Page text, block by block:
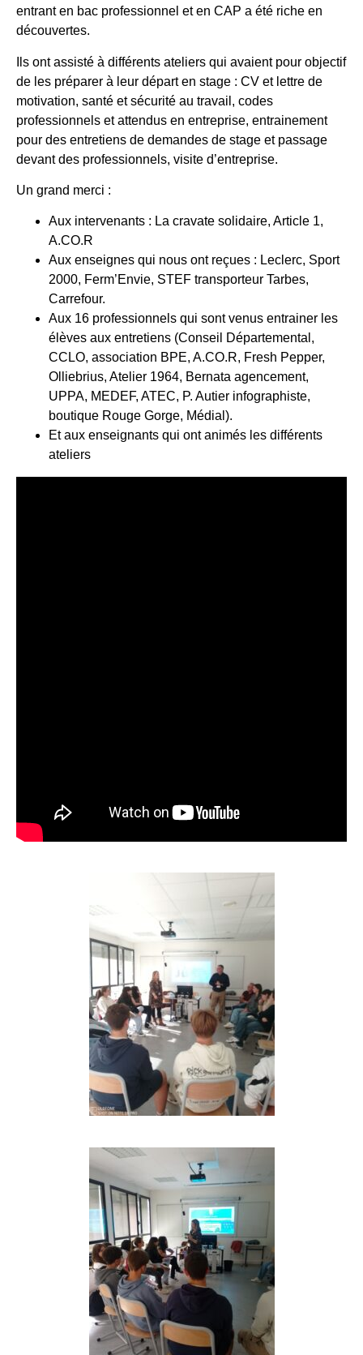
entrant en bac professionnel et en CAP a été riche en
découvertes.
Ils ont assisté à différents ateliers qui avaient pour objectif
de les préparer à leur départ en stage : CV et lettre de
motivation, santé et sécurité au travail, codes
professionnels et attendus en entreprise, entrainement
pour des entretiens de demandes de stage et passage
devant des professionnels, visite d’entreprise.
Un grand merci :
Aux intervenants : La cravate solidaire, Article 1,
A.CO.R
Aux enseignes qui nous ont reçues : Leclerc, Sport
2000, Ferm’Envie, STEF transporteur Tarbes,
Carrefour.
Aux 16 professionnels qui sont venus entrainer les
élèves aux entretiens (Conseil Départemental,
CCLO, association BPE, A.CO.R, Fresh Pepper,
Olliebrius, Atelier 1964, Bernata agencement,
UPPA, MEDEF, ATEC, P. Autier infographiste,
boutique Rouge Gorge, Médial).
Et aux enseignants qui ont animés les différents
ateliers